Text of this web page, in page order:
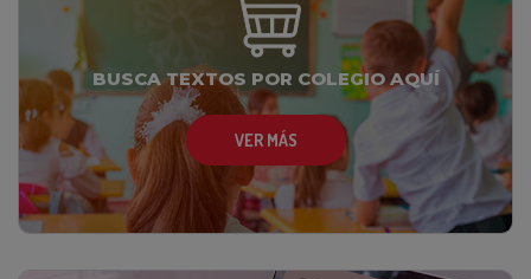
BUSCA TEXTOS POR COLEGIO AQUÍ
VER MÁS